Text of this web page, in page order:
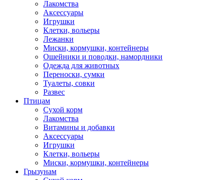
Лакомства
Аксессуары
Игрушки
Клетки, вольеры
Лежанки
Миски, кормушки, контейнеры
Ошейники и поводки, намордники
Одежда для животных
Переноски, сумки
Туалеты, совки
Развес
Птицам
Сухой корм
Лакомства
Витамины и добавки
Аксессуары
Игрушки
Клетки, вольеры
Миски, кормушки, контейнеры
Грызунам